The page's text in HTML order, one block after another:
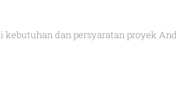
dan persyaratan proyek